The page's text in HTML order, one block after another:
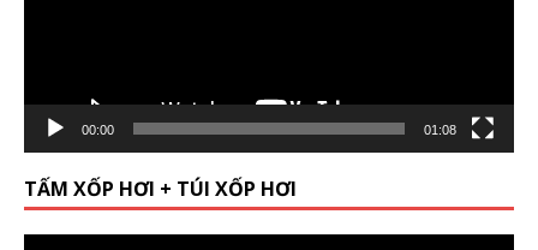
00:00 01:08
TẤM XỐP HƠI + TÚI XỐP HƠI